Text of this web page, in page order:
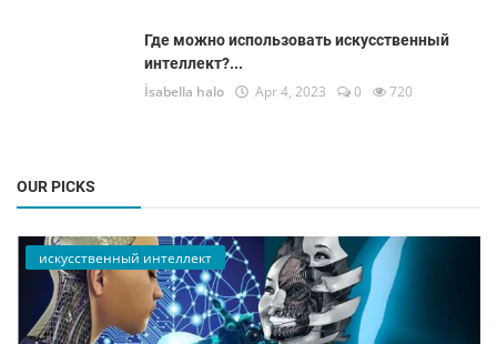
Где можно использовать искусственный
интеллект?...
İsabella halo Apr 4, 2023 0 720
OUR PICKS
искусственный интеллект